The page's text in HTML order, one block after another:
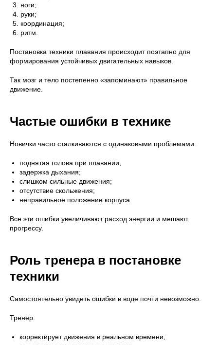
ноги;
руки;
координация;
ритм.
Постановка техники плавания происходит поэтапно для
формирования устойчивых двигательных навыков.
Так мозг и тело постепенно «запоминают» правильное
движение.
Частые ошибки в технике
Новички часто сталкиваются с одинаковыми проблемами:
поднятая голова при плавании;
задержка дыхания;
слишком сильные движения;
отсутствие скольжения;
неправильное положение корпуса.
Все эти ошибки увеличивают расход энергии и мешают
прогрессу.
Роль тренера в постановке
техники
Самостоятельно увидеть ошибки в воде почти невозможно.
Тренер:
корректирует движения в реальном времени;